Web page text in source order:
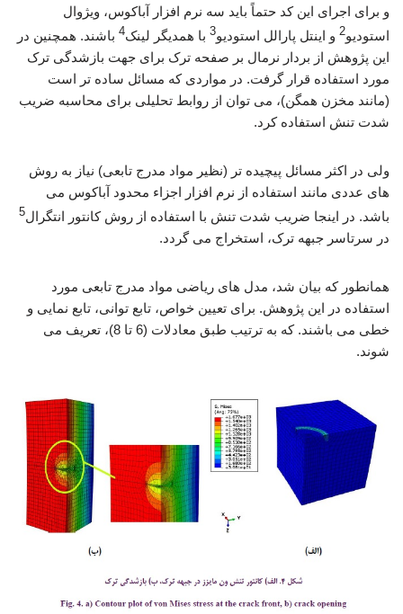
و برای اجرای این کد حتماً باید سه نرم افزار آباکوس، ویژوال
استودیو2 و اینتل پارالل استودیو3 با همدیگر لینک4 باشند. همچنین در
این پژوهش از بردار نرمال بر صفحه ترک برای جهت بازشدگی ترک
مورد استفاده قرار گرفت. در مواردی که مسائل ساده تر است
(مانند مخزن همگن)، می توان از روابط تحلیلی برای محاسبه ضریب
شدت تنش استفاده کرد.
ولی در اکثر مسائل پیچیده تر (نظیر مواد مدرج تابعی) نیاز به روش
های عددی مانند استفاده از نرم افزار اجزاء محدود آباکوس می
باشد. در اینجا ضریب شدت تنش با استفاده از روش کانتور انتگرال5
در سرتاسر جبهه ترک، استخراج می گردد.
همانطور که بیان شد، مدل های ریاضی مواد مدرج تابعی مورد
استفاده در این پژوهش. برای تعیین خواص، تابع توانی، تابع نمایی و
خطی می باشند. که به ترتیب طبق معادلات (6 تا 8)، تعریف می
شوند.